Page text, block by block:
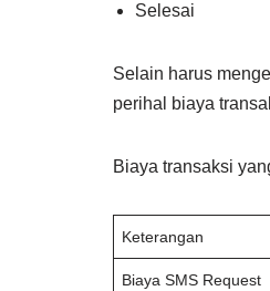
Selesai
Selain harus
perihal biaya
Biaya transaksi
Keterangan
Biaya SMS Request